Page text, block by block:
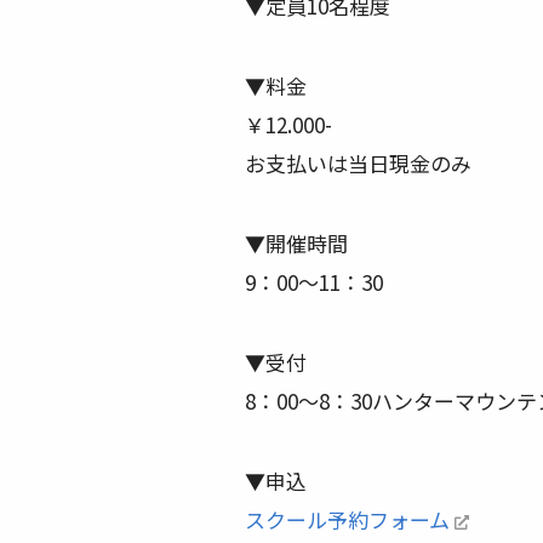
▼料金
￥12.000-
お支払いは当日現金のみ
▼開催時間
9：00～11：30
▼受付
8：00～8：30ハンターマウン
▼申込
スクール予約フォーム